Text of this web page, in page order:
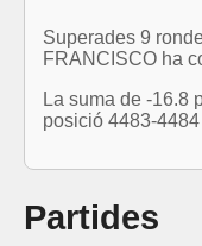
Superades 9
FRANCISCO ha
La suma de -16.8
posició 4483-
Partides